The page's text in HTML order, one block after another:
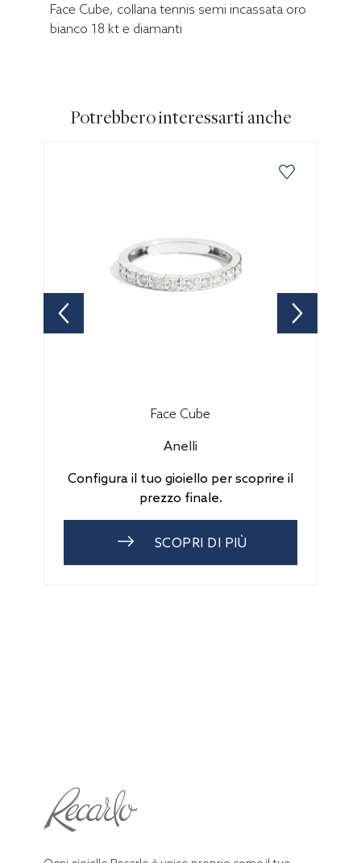
Face Cube, collana tennis semi incassata oro
bianco 18 kt e diamanti
Potrebbero interessarti anche
Face Cube
Anelli
Configura il tuo gioiello per scoprire il
prezzo finale.
SCOPRI DI PIÙ